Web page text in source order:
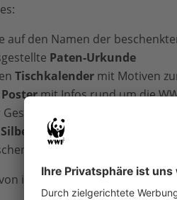
auf den Namen der
Paten-Urkunde
Tischkalender mit Motiven
Postermit Infos rund um die
Silber- oder Gold-Pate
Person zusätzlich noch
ist passend auf die